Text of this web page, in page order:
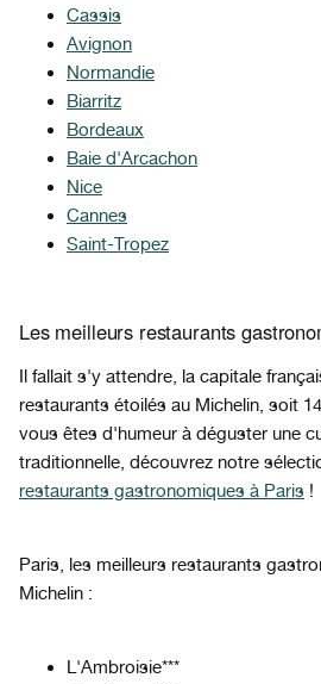
Cassis
Avignon
Normandie
Biarritz
Bordeaux
Baie d'Arcachon
Nice
Cannes
Saint-Tropez
Les meilleurs restaurants
Il fallait s'y attendre, la capitale
restaurants étoilés au Michelin, soit
vous êtes d'humeur à déguster une
traditionnelle, découvrez notre
restaurants gastronomiques à Paris !
Paris, les meilleurs restaurants
Michelin :
L'Ambroisie***